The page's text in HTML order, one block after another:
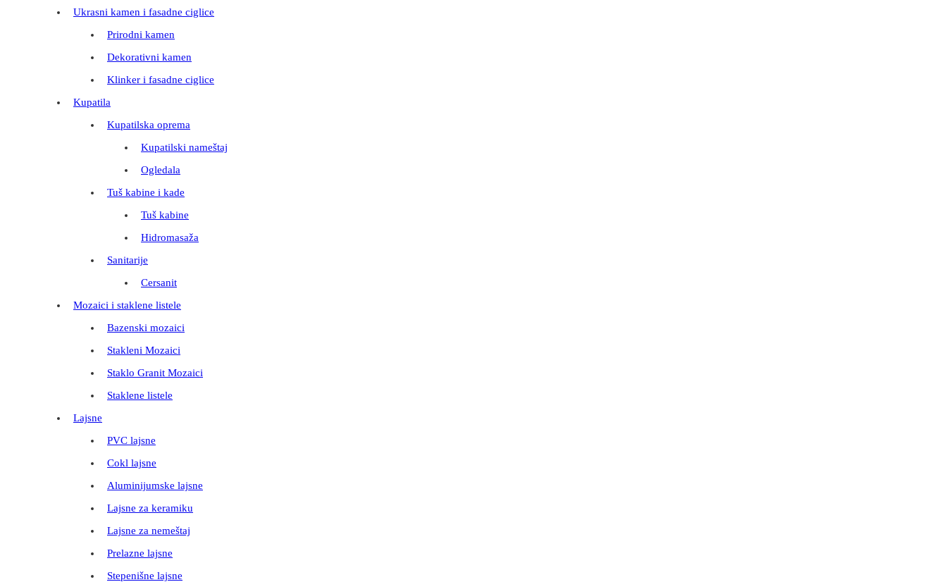
Ukrasni kamen i fasadne ciglice
Prirodni kamen
Dekorativni kamen
Klinker i fasadne ciglice
Kupatila
Kupatilska oprema
Kupatilski nameštaj
Ogledala
Tuš kabine i kade
Tuš kabine
Hidromasaža
Sanitarije
Cersanit
Mozaici i staklene listele
Bazenski mozaici
Stakleni Mozaici
Staklo Granit Mozaici
Staklene listele
Lajsne
PVC lajsne
Cokl lajsne
Aluminijumske lajsne
Lajsne za keramiku
Lajsne za nemeštaj
Prelazne lajsne
Stepenišne lajsne